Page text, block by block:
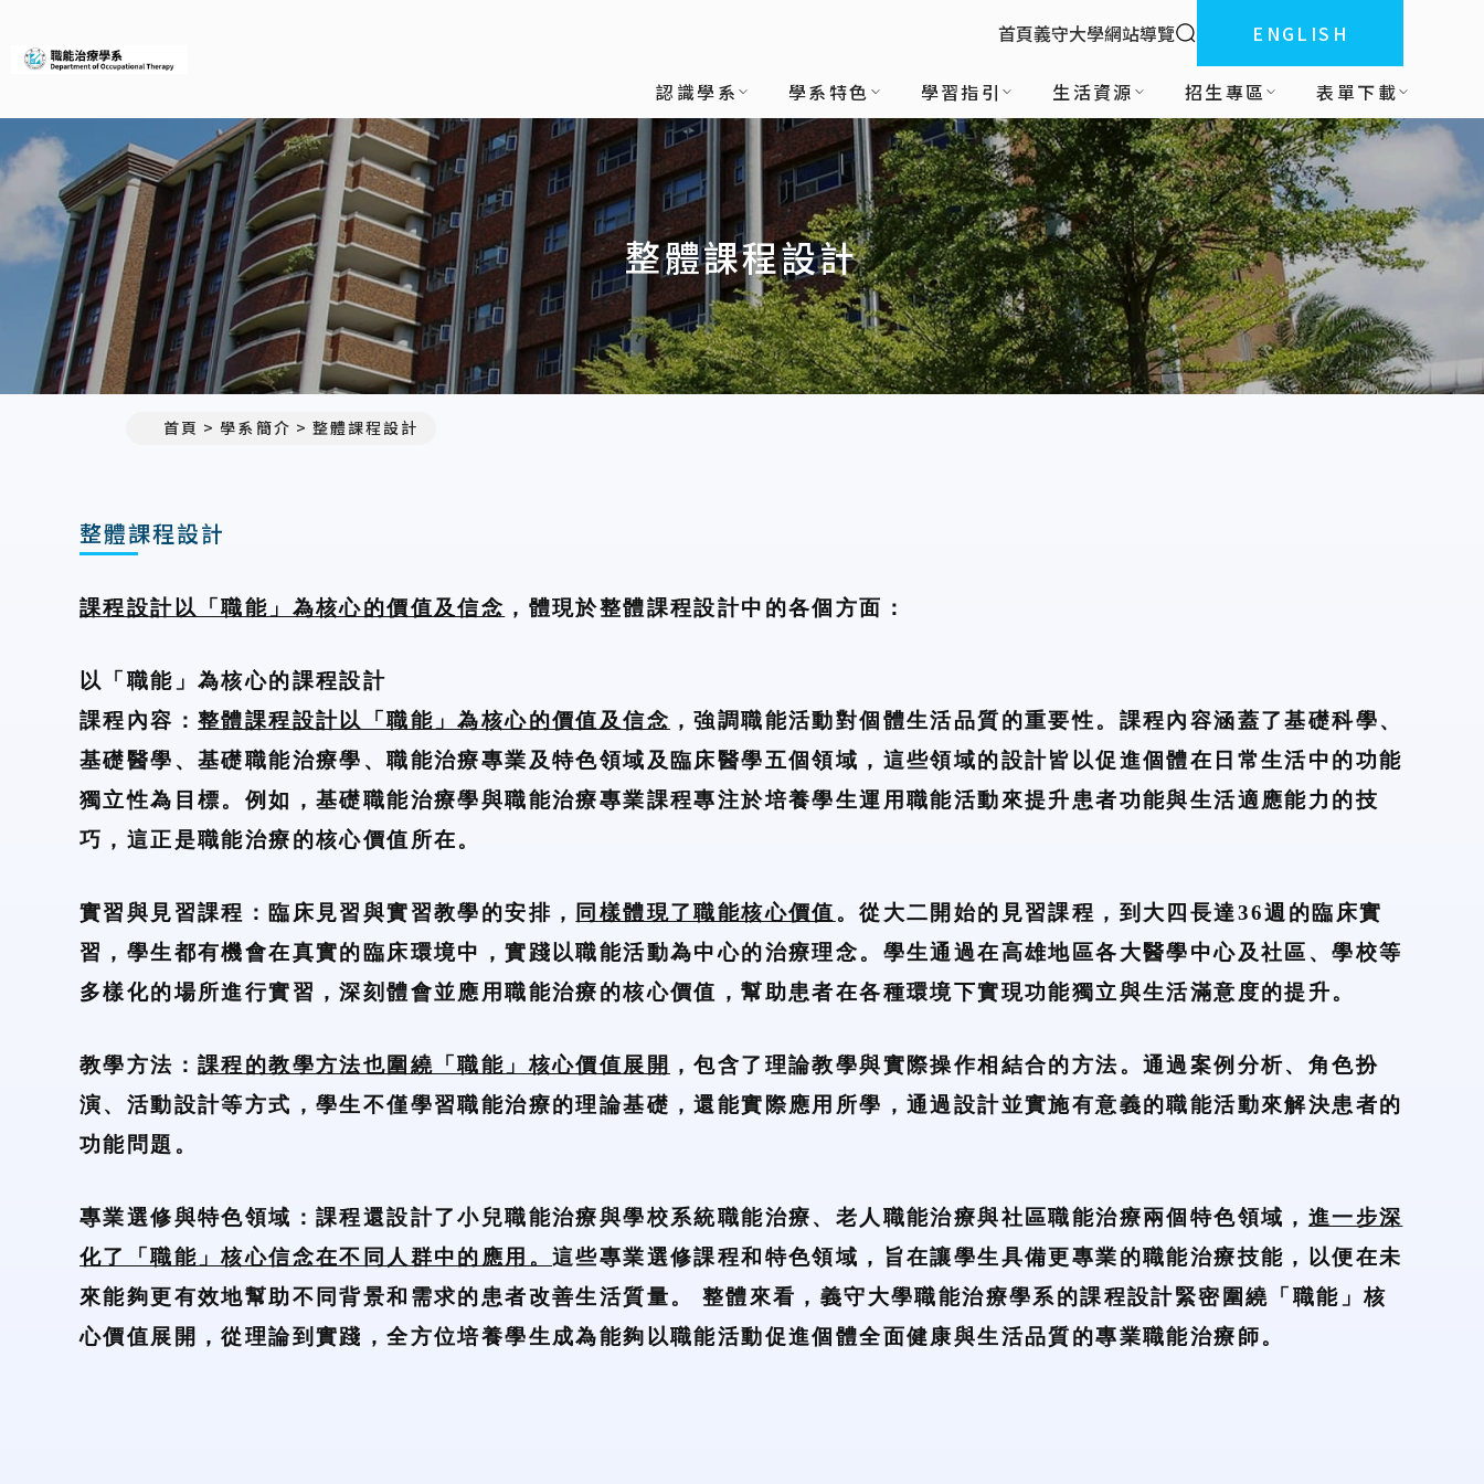
:::
首頁義守大學網站導覽 全站搜索ENGLISH
認識學系 學系特色 學習指引 生活資源 招生專區 表單下載
整體課程設計
首頁 學系簡介 整體課程設計
整體課程設計
課程設計以「職能」為核心的價值及信念 ，體現於整體課程設計中的各個方面：
以「職能」為核心的課程設計
課程內容： 整體課程設計以「職能」為核心的價值及信念 ，強調職能活動對個體生活品質的重要性。課程內容涵蓋了基礎科學、
基礎醫學、基礎職能治療學、職能治療專業及特色領域及臨床醫學五個領域，這些領域的設計皆以促進個體在日常生活中的功能
獨立性為目標。例如，基礎職能治療學與職能治療專業課程專注於培養學生運用職能活動來提升患者功能與生活適應能力的技
巧，這正是職能治療的核心價值所在。
實習與見習課程：臨床見習與實習教學的安排， 同樣體現了職能核心價值 。從大二開始的見習課程，到大四長達36週的臨床實
習，學生都有機會在真實的臨床環境中，實踐以職能活動為中心的治療理念。學生通過在高雄地區各大醫學中心及社區、學校等
多樣化的場所進行實習，深刻體會並應用職能治療的核心價值，幫助患者在各種環境下實現功能獨立與生活滿意度的提升。
教學方法： 課程的教學方法也圍繞「職能」核心價值展開 ，包含了理論教學與實際操作相結合的方法。通過案例分析、角色扮
演、活動設計等方式，學生不僅學習職能治療的理論基礎，還能實際應用所學，通過設計並實施有意義的職能活動來解決患者的
功能問題。
專業選修與特色領域：課程還設計了小兒職能治療與學校系統職能治療、老人職能治療與社區職能治療兩個特色領域， 進一步深
化了「職能」核心信念在不同人群中的應用。 這些專業選修課程和特色領域，旨在讓學生具備更專業的職能治療技能，以便在未
來能夠更有效地幫助不同背景和需求的患者改善生活質量。 整體來看，義守大學職能治療學系的課程設計緊密圍繞「職能」核
心價值展開，從理論到實踐，全方位培養學生成為能夠以職能活動促進個體全面健康與生活品質的專業職能治療師。